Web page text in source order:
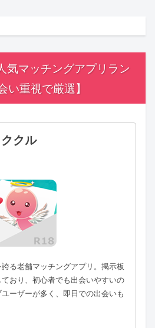
気マッチングアプリラン
い重視で厳選】
クル
る老舗マッチングアプリ。掲示板
おり、初心者でも出会いやすいの
ーザーが多く、即日での出会いも